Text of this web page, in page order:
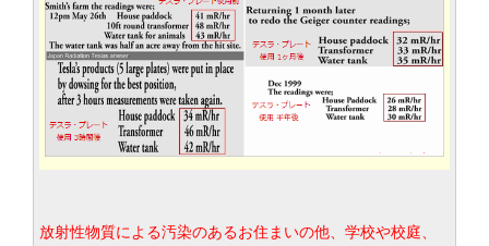
放射性物質による汚染のあるお住まいの他、学校や校庭、